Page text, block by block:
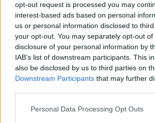
opt-out request is processed you may
interest-based ads based on personal
us or personal information disclosed to
your opt-out. You may separately opt-out
disclosure of your personal information by
IAB’s list of downstream participants. This
also be disclosed by us to third parties on
Downstream Participants that may further
Please note that this website/app uses one
Personal Data Processing Opt Outs
Pozostały wątpliwości? Brakuje
Zobacz, co zyskują abonenci
SPRAWDŹ